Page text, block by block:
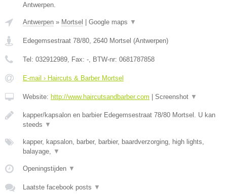
Antwerpen.
Antwerpen » Mortsel Google maps ▼
Edegemsestraat 78/80, 2640 Mortsel (Antwerpen)
Tel: 032912989, Fax: -, BTW-nr: 0681787858
E-mail › Haircuts & Barber Mortsel
Website: http://www.haircutsandbarber.com Screenshot ▼
kapper/kapsalon en barbier Edegemsestraat 78/80 Mortsel. U kan
steeds ▼
kapper, kapsalon, barber, barbier, baardverzorging, high lights,
balayage, ▼
Openingstijden ▼
Laatste facebook posts ▼